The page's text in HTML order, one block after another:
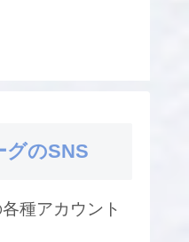
グのSNS
種アカウント